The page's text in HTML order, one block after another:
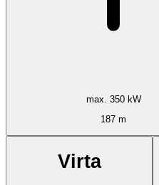
max. 350 kW
187 m
Virta